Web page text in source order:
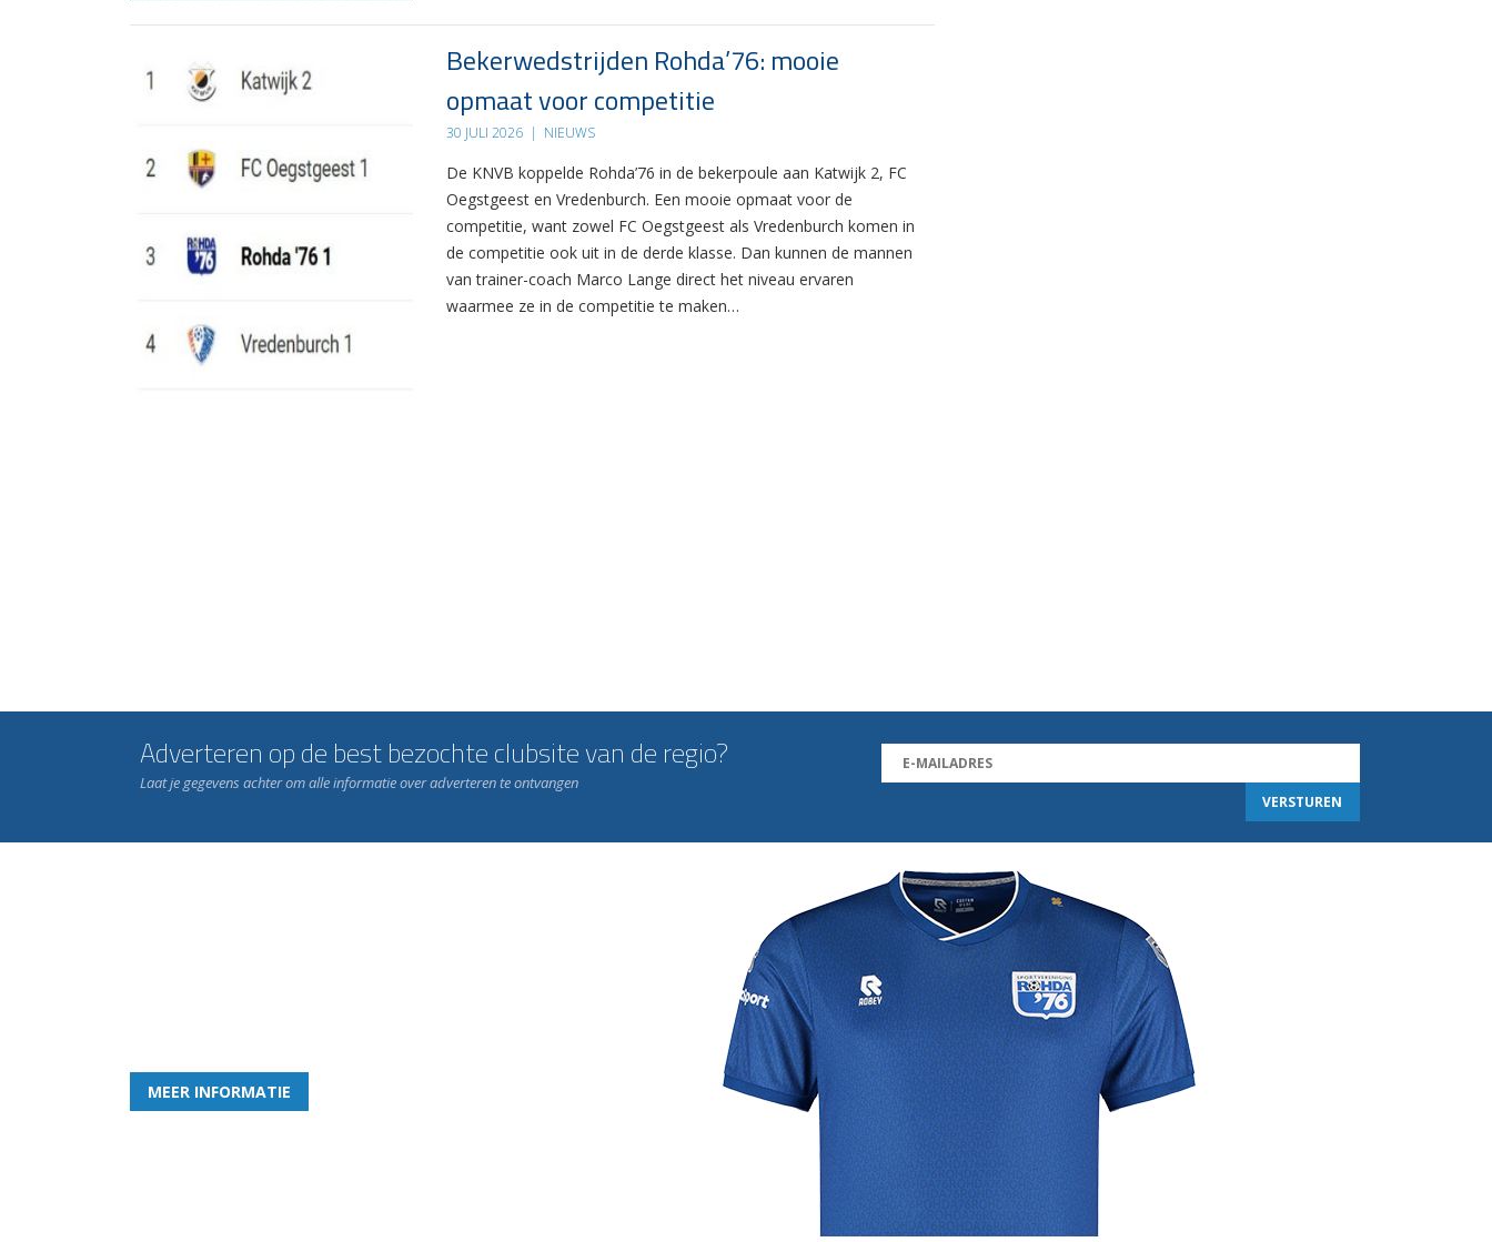
Bekerwedstrijden Rohda’76: mooie
opmaat voor competitie
30 JULI 2026 | NIEUWS
De KNVB koppelde Rohda’76 in de bekerpoule aan Katwijk 2, FC
Oegstgeest en Vredenburch. Een mooie opmaat voor de
competitie, want zowel FC Oegstgeest als Vredenburch komen in
de competitie ook uit in de derde klasse. Dan kunnen de mannen
van trainer-coach Marco Lange direct het niveau ervaren
waarmee ze in de competitie te maken…
Adverteren op de best bezochte clubsite van de regio?
Laat je gegevens achter om alle informatie over adverteren te ontvangen
MEER INFORMATIE